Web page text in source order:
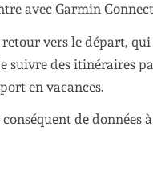
avec Garmin
vers le départ,
suivre des itinéraires
en vacances.
de